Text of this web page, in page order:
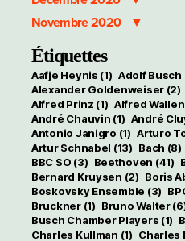
Novembre 2020
Étiquettes
Aafje Heynis (1) Adolf Busch
Alexander Goldenweiser (2)
Alfred Prinz (1) Alfred
André Chauvin (1) André
Antonio Janigro (1) Arturo
Artur Schnabel (13) Bach (8)
BBC SO (3) Beethoven (41)
Bernard Kruysen (2) Boris
Boskovsky Ensemble (3)
Bruckner(1) Bruno Walter
Busch Chamber Players (1)
Charles Kullman (1) Charles